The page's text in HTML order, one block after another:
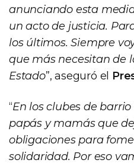
anunciando esta
un acto de justicia.
los últimos. Siempre
que más necesitan de
Estado”, aseguró el
“En los clubes de
papás y mamás que
obligaciones para
solidaridad. Por eso